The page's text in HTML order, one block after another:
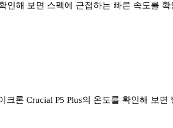
인해 보면 스펙에 근접하는 빠른 속도를
론 Crucial P5 Plus의 온도를 확인해 보